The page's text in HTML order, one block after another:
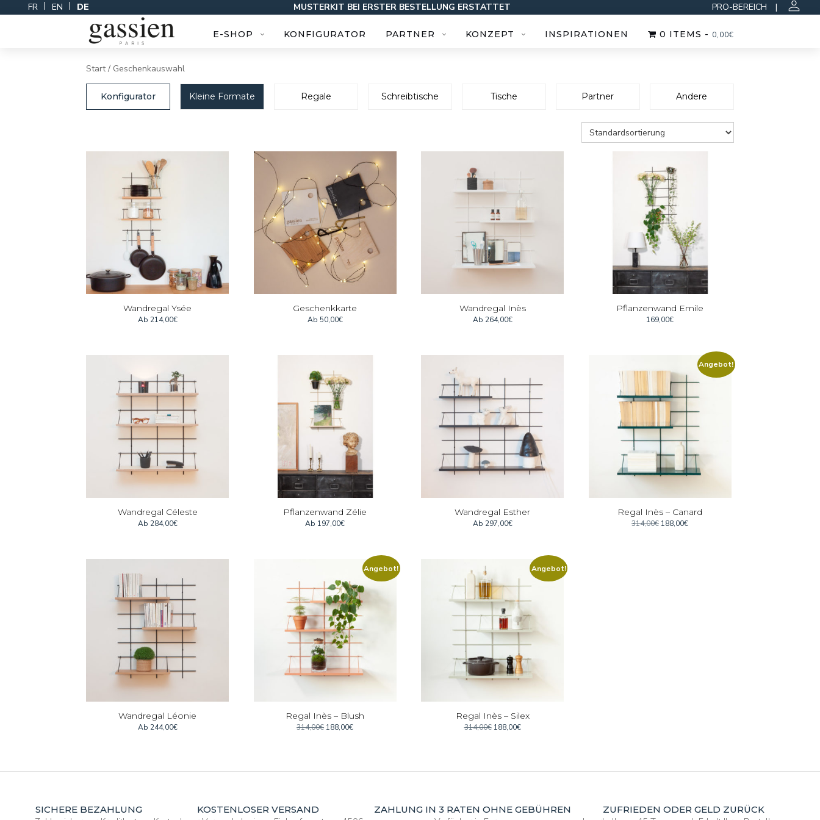
Inhalt
FR EN DE MUSTERKIT BEI ERSTER BESTELLUNG ERSTATTET PRO-BEREICH |
E-SHOP KONFIGURATOR PARTNER KONZEPT INSPIRATIONEN 0 ITEMS - 0,00€
Start/ Geschenkauswahl
Konfigurator Kleine Formate Regale Schreibtische Tische Partner Andere
Wandregal Ysée
Ab 214,00€
Geschenkkarte
Ab 50,00€
Wandregal Inès
Ab 264,00€
Pflanzenwand Emile
169,00€
Wandregal Céleste
Ab 284,00€
Pflanzenwand Zélie
Ab 197,00€
Wandregal Esther
Ab 297,00€
Angebot!
Regal Inès – Canard
314,00€ Ursprünglicher
188,00€Aktueller
Wandregal Léonie
Ab 244,00€
Angebot!
Regal Inès – Blush
314,00€ Ursprünglicher
188,00€Aktueller
Angebot!
Regal Inès – Silex
314,00€ Ursprünglicher
188,00€Aktueller
SICHERE BEZAHLUNG
KOSTENLOSER VERSAND
ZAHLUNG IN 3 RATEN OHNE GEBÜHREN
ZUFRIEDEN ODER GELD ZURÜCK